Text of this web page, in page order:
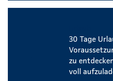
30 Tage
zu
voll